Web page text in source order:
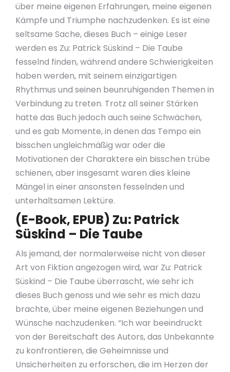
über meine eigenen Erfahrungen, meine eigenen
Kämpfe und Triumphe nachzudenken. Es ist eine
seltsame Sache, dieses Buch – einige Leser
werden es Zu: Patrick Süskind – Die Taube
fesselnd finden, während andere Schwierigkeiten
haben werden, mit seinem einzigartigen
Rhythmus und seinen beunruhigenden Themen in
Verbindung zu treten. Trotz all seiner Stärken
hatte das Buch jedoch auch seine Schwächen,
und es gab Momente, in denen das Tempo ein
bisschen ungleichmäßig war oder die
Motivationen der Charaktere ein bisschen trübe
schienen, aber insgesamt waren dies kleine
Mängel in einer ansonsten fesselnden und
unterhaltsamen Lektüre.
(E-Book, EPUB) Zu: Patrick
Süskind – Die Taube
Als jemand, der normalerweise nicht von dieser
Art von Fiktion angezogen wird, war Zu: Patrick
Süskind – Die Taube überrascht, wie sehr ich
dieses Buch genoss und wie sehr es mich dazu
brachte, über meine eigenen Beziehungen und
Wünsche nachzudenken. “Ich war beeindruckt
von der Bereitschaft des Autors, das Unbekannte
zu konfrontieren, die Geheimnisse und
Unsicherheiten zu erforschen, die im Herzen der